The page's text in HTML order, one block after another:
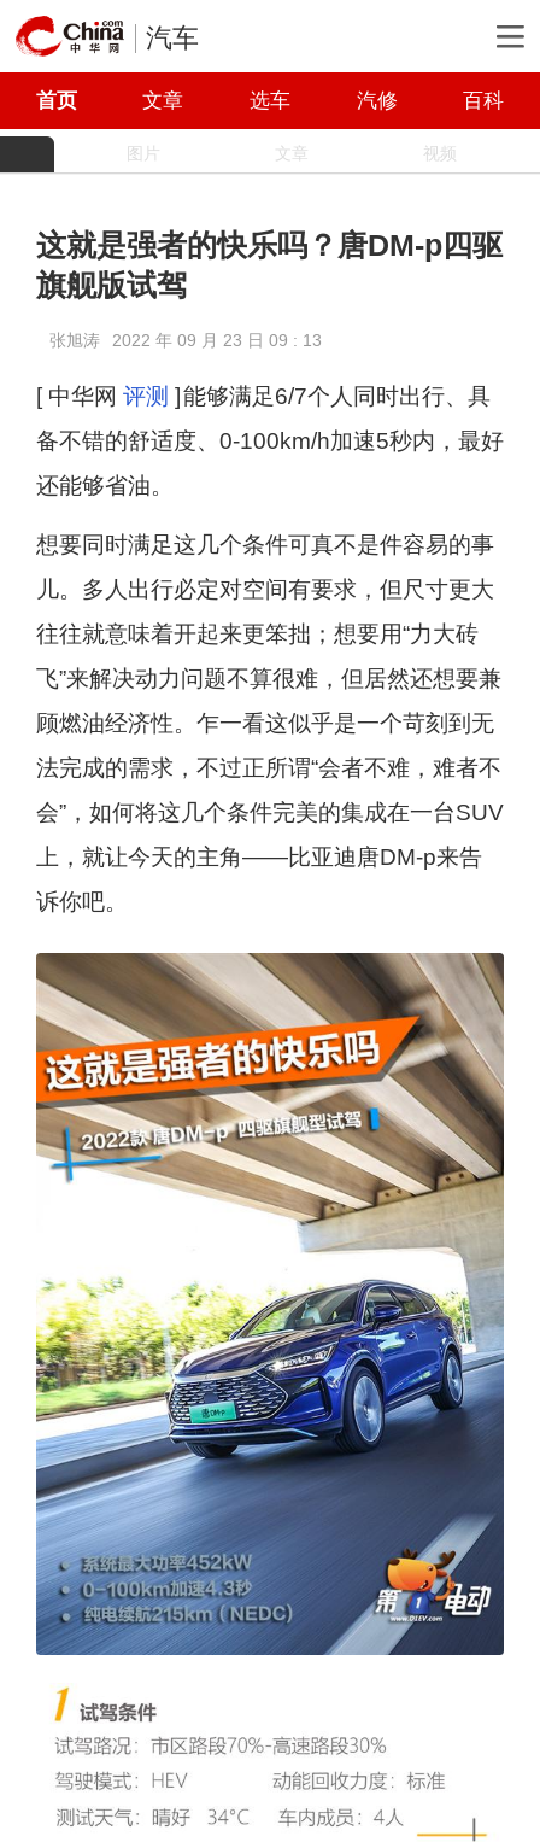
汽车
首页 文章 选车 汽修 百科
图片 文章 视频
这就是强者的快乐吗？唐DM-p四驱
旗舰版试驾
张旭涛 2022 年 09 月 23 日 09 : 13
[ 中华网 评测 ] 能够满足6/7个人同时出行、具
备不错的舒适度、0-100km/h加速5秒内，最好
还能够省油。
想要同时满足这几个条件可真不是件容易的事
儿。多人出行必定对空间有要求，但尺寸更大
往往就意味着开起来更笨拙；想要用“力大砖
飞”来解决动力问题不算很难，但居然还想要兼
顾燃油经济性。乍一看这似乎是一个苛刻到无
法完成的需求，不过正所谓“会者不难，难者不
会”，如何将这几个条件完美的集成在一台SUV
上，就让今天的主角——比亚迪唐DM-p来告
诉你吧。